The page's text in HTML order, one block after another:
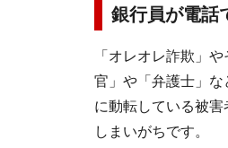
銀行員が電話
「オレオレ詐欺」
官」や「弁護士」
に動転している被
しまいがちです。